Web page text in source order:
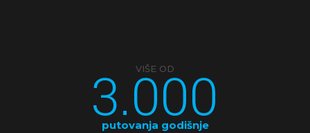
VIŠE OD
3.000
putovanja godišnje